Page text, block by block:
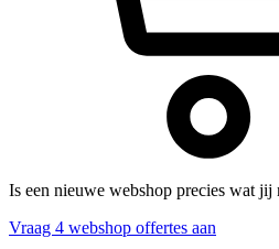
Is een nieuwe webshop precies wat jij
Vraag 4 webshop offertes aan